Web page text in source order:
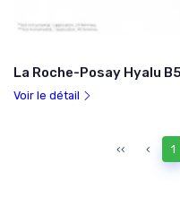
La Roche-Posay Hyalu
Voir le détail
‹‹ ‹ 1